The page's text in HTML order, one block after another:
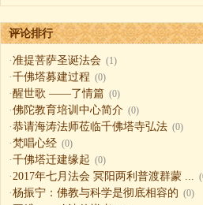
评论排行
·准提菩萨圣诞法会 (1)
·千佛塔募建过程 (0)
·醒世歌 ——了情篇 (0)
·佛陀教育培训中心简介 (0)
·恭请海涛法师莅临千佛塔寺弘法 (0)
·梵唱心经 (0)
·千佛塔迁建缘起 (0)
· 2017年七月法会 冥阳两利普渡群蒙 ...
·杨振宁：佛教与科学是彻底相容的 (0)